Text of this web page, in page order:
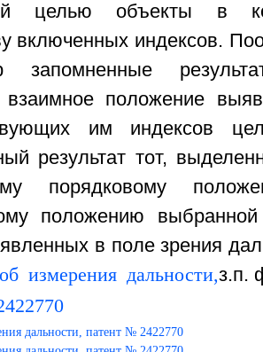
целью объекты в
включенных индексов.
запомненные
взаимное положение
им индексов
результат тот,
порядковому
положению выбранной
в поле зрения
з.п.